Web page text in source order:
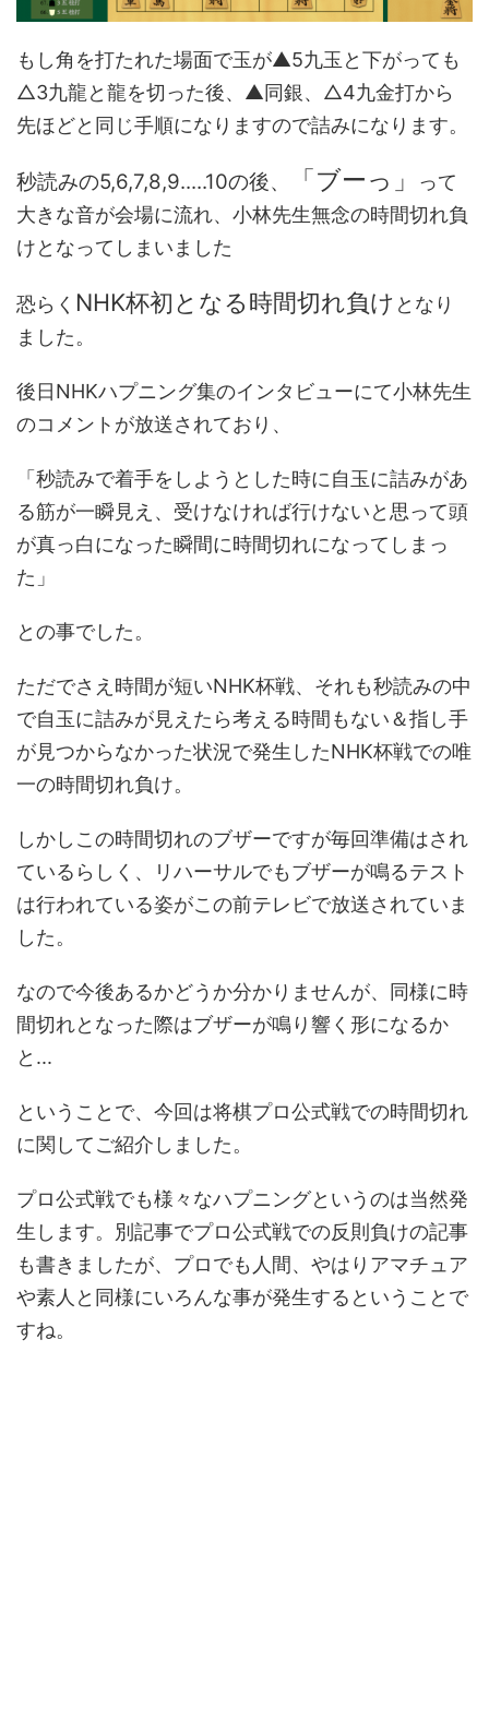
もし角を打たれた場面で玉が▲5九玉と下がっても
△3九龍と龍を切った後、▲同銀、△4九金打から
先ほどと同じ手順になりますので詰みになります。
秒読みの5,6,7,8,9.....10の後、 「ブーっ」
って
大きな音が会場に流れ、小林先生無念の時間切れ負
けとなってしまいました
恐らく NHK杯初となる時間切れ負け となり
ました。
後日NHKハプニング集のインタビューにて小林先生
のコメントが放送されており、
「秒読みで着手をしようとした時に自玉に詰みがあ
る筋が一瞬見え、受けなければ行けないと思って頭
が真っ白になった瞬間に時間切れになってしまっ
た」
との事でした。
ただでさえ時間が短いNHK杯戦、それも秒読みの中
で自玉に詰みが見えたら考える時間もない＆指し手
が見つからなかった状況で発生したNHK杯戦での唯
一の時間切れ負け。
しかしこの時間切れのブザーですが毎回準備はされ
ているらしく、リハーサルでもブザーが鳴るテスト
は行われている姿がこの前テレビで放送されていま
した。
なので今後あるかどうか分かりませんが、同様に時
間切れとなった際はブザーが鳴り響く形になるか
と...
ということで、今回は将棋プロ公式戦での時間切れ
に関してご紹介しました。
プロ公式戦でも様々なハプニングというのは当然発
生します。別記事でプロ公式戦での反則負けの記事
も書きましたが、プロでも人間、やはりアマチュア
や素人と同様にいろんな事が発生するということで
すね。